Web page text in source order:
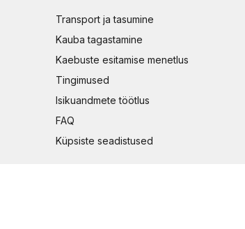
Transport ja tasumine
Kauba tagastamine
Kaebuste esitamise menetlus
Tingimused
Isikuandmete töötlus
FAQ
Küpsiste seadistused